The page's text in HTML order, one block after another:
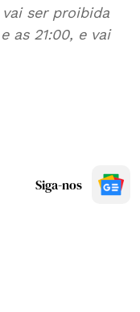
ser proibida
as 21:00, e vai
Siga-nos